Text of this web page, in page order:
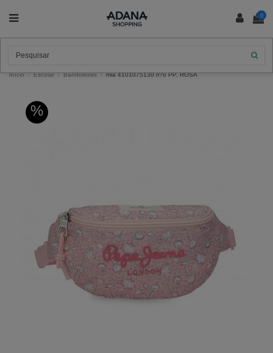
0
Início Escolar Bandoleiras mia 4101075130 ri?o PP, ROSA
%